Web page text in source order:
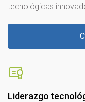
tecnológicas
Liderazgo